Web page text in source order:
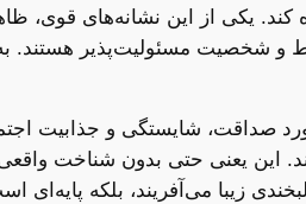
یکی از این نشانه‌های قوی،
و شخصیت مسئولیت‌پذیر هستند.
شایستگی و جذابیت
این یعنی حتی بدون شناخت
زیبا می‌آفریند، بلکه